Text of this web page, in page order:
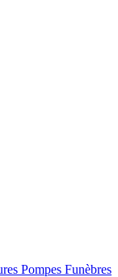
Pompes Funèbres